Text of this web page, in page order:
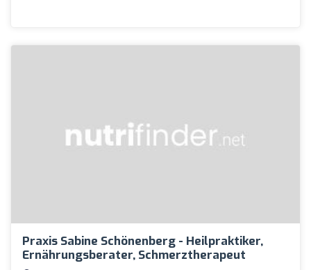
Praxis Sabine Schönenberg - Heilpraktiker,
Ernährungsberater, Schmerztherapeut